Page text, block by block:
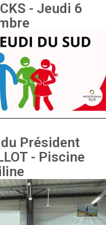
- Jeudi 6
Président
- Piscine